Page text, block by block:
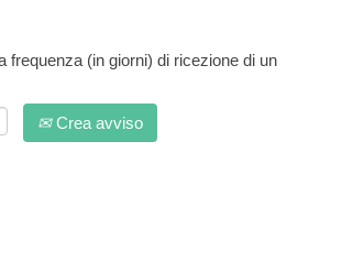
frequenza (in giorni) di ricezione di un
Crea avviso